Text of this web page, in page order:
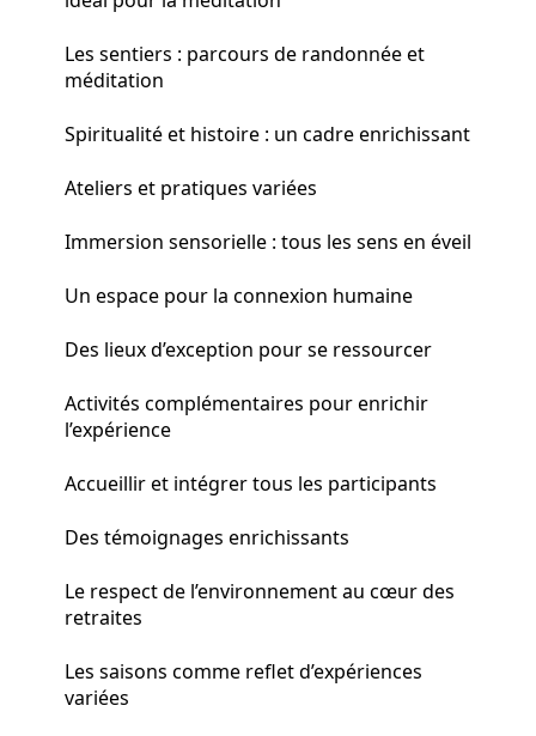
Les sentiers : parcours de randonnée et
méditation
Spiritualité et histoire : un cadre enrichissant
Ateliers et pratiques variées
Immersion sensorielle : tous les sens en éveil
Un espace pour la connexion humaine
Des lieux d’exception pour se ressourcer
Activités complémentaires pour enrichir
l’expérience
Accueillir et intégrer tous les participants
Des témoignages enrichissants
Le respect de l’environnement au cœur des
retraites
Les saisons comme reflet d’expériences
variées